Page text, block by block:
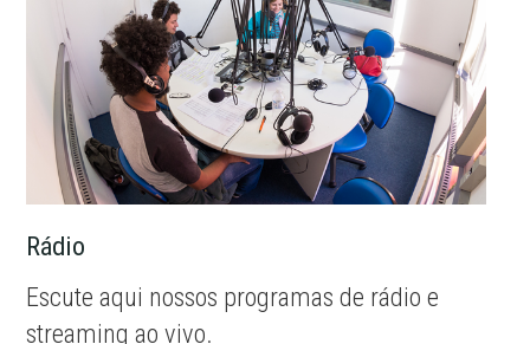
Rádio
Escute aqui nossos programas de rádio e
streaming ao vivo.